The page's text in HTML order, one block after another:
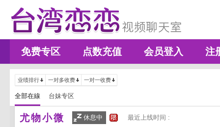
免费专区 点数充值 会员登入 注
业绩排行 一对多收费 一对一收费
全部在線 台妹专区
尤物小微 休息中 最近上线时间 :